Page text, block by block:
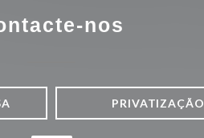
nos
PRIVATIZAÇÃO